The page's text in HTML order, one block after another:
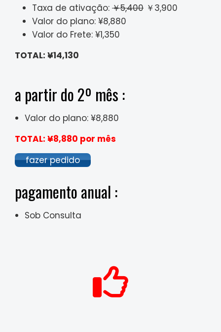
Taxa de ativação: ￥5,400 ￥3,900
Valor do plano: ¥8,880
Valor do Frete: ¥1,350
TOTAL: ¥14,130
a partir do 2º mês :
Valor do plano: ¥8,880
TOTAL: ¥8,880 por mês
fazer pedido
pagamento anual :
Sob Consulta